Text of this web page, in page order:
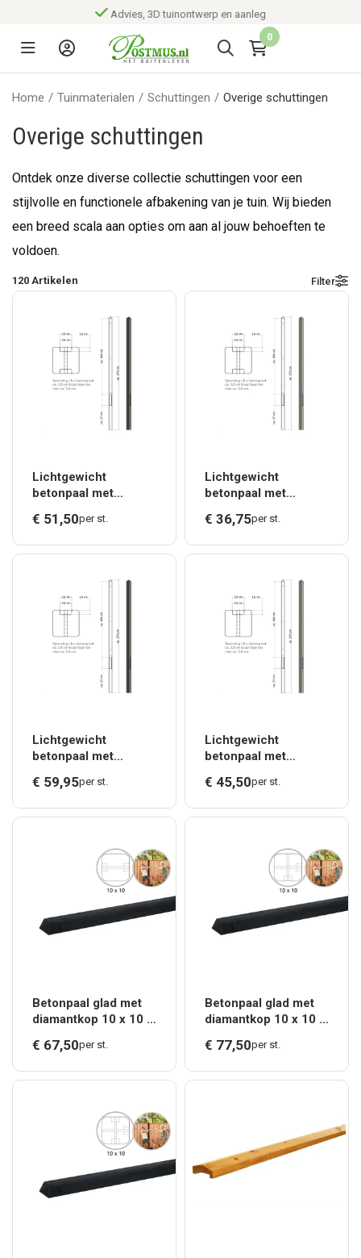
Advies, 3D tuinontwerp en aanleg
0
Home / Tuinmaterialen / Schuttingen / Overige schuttingen
Overige schuttingen
Ontdek onze diverse collectie schuttingen voor een
stijlvolle en functionele afbakening van je tuin. Wij bieden
een breed scala aan opties om aan al jouw behoeften te
voldoen.
120 Artikelen Filter
Lichtgewicht
betonpaal met
8,5x8,5x275 cm,
tussenpaal,
antraciet.*
€ 51,50per st.
Lichtgewicht
betonpaal met
8,5x8,5x275 cm,
tussenpaal, grijs.*
€ 36,75per st.
Lichtgewicht
betonpaal met
8,5x8,5x275 cm,
eindpaal, antraciet.*
€ 59,95per st.
Lichtgewicht
betonpaal met
8,5x8,5x275 cm,
eindpaal, grijs.*
€ 45,50per st.
Betonpaal glad met
diamantkop 10 x 10 x
gecoat, tussenpaal
t.b.v. scherm 90 cm
hoo
€ 67,50per st.
Betonpaal glad met
diamantkop 10 x 10 x
gecoat, hoekpaal.*
€ 77,50per st.